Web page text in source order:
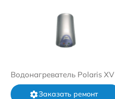
Водонагреватель Polaris
Заказать ремонт